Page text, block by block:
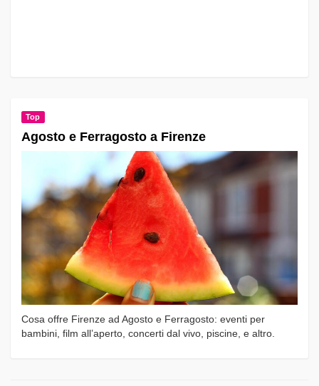
Top
Agosto e Ferragosto a Firenze
Cosa offre Firenze ad Agosto e Ferragosto: eventi per
bambini, film all’aperto, concerti dal vivo, piscine, e altro.